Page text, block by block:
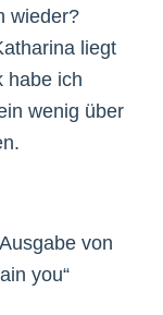
wieder?
liegt
habe ich
wenig über
von
you“